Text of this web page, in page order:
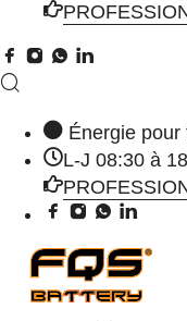
Énergie pour
L-J 08:30 à